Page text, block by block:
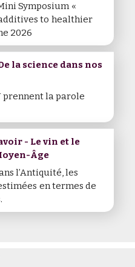
Symposium «
to healthier
2026
la science dans nos
prennent la parole
- Le vin et le
Âge
l’Antiquité, les
en termes de